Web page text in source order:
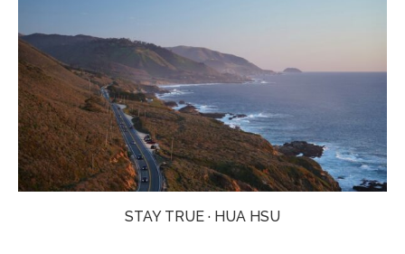
STAY TRUE · HUA HSU